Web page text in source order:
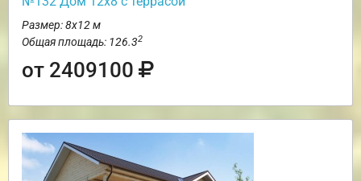
Размер: 8х12 м
Общая площадь: 126.32
от 2409100